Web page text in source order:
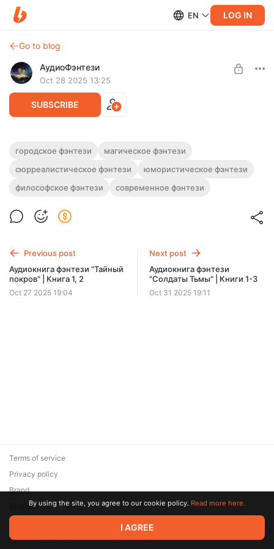
EN LOG IN
Go to blog
АудиоФэнтези
Oct 28 2025 13:25
SUBSCRIBE
Аудиокнига фэнтези "Карта Забвения" |
Книги 1-4
Полная версия.
рекламы и любых ограничений!
Level required:
Billed every 12 months.
Offer ends 08 August.
городское фэнтези
магическое фэнтези
сюрреалистическое фэнтези
юмористическое фэнтези
философское фэнтези
современное фэнтези
Previous post
Аудиокнига фэнтези "Тайный
покров" | Книга 1, 2
Oct 27 2025 19:04
Next post
Аудиокнига фэнтези
"Солдаты Тьмы" | Книги 1-3
Oct 31 2025 19:11
© 2026 Zaya Solutions Limited. All rights reserved. All trademarks
are the property of their respective owners.
Terms of service
Privacy policy
Brand
SupportBy using the site, you agree to our cookie policy. Read more here.
I AGREE